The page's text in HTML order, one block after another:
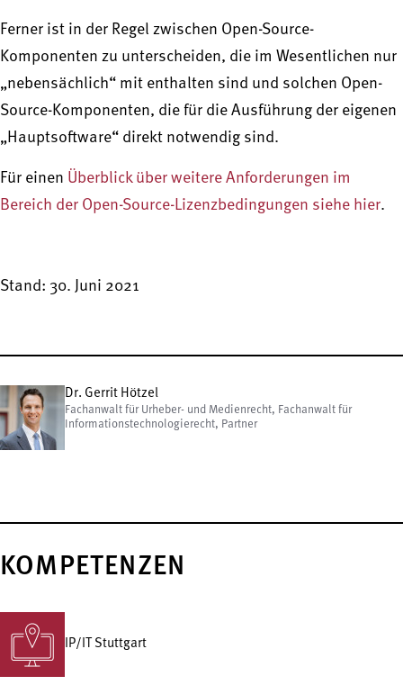
Ferner ist in der Regel zwischen Open-Source-
Komponenten zu unterscheiden, die im Wesentlichen nur
„nebensächlich“ mit enthalten sind und solchen Open-
Source-Komponenten, die für die Ausführung der eigenen
„Hauptsoftware“ direkt notwendig sind.
Für einen Überblick über weitere Anforderungen im
Bereich der Open-Source-Lizenzbedingungen siehe hier.
Stand: 30. Juni 2021
Dr. Gerrit Hötzel
Fachanwalt für Urheber- und Medienrecht, Fachanwalt für
Informationstechnologierecht, Partner
KOMPETENZEN
IP/IT Stuttgart